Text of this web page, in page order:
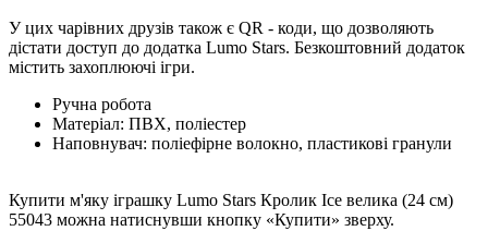
У цих чарівних друзів також є QR - коди, що дозволяють
дістати доступ до додатка Lumo Stars. Безкоштовний додаток
містить захоплюючі ігри.
Ручна робота
Матеріал: ПВХ, поліестер
Наповнувач: поліефірне волокно, пластикові гранули
Купити м'яку іграшку Lumo Stars Кролик Ice велика (24 см)
55043 можна натиснувши кнопку «Купити» зверху.